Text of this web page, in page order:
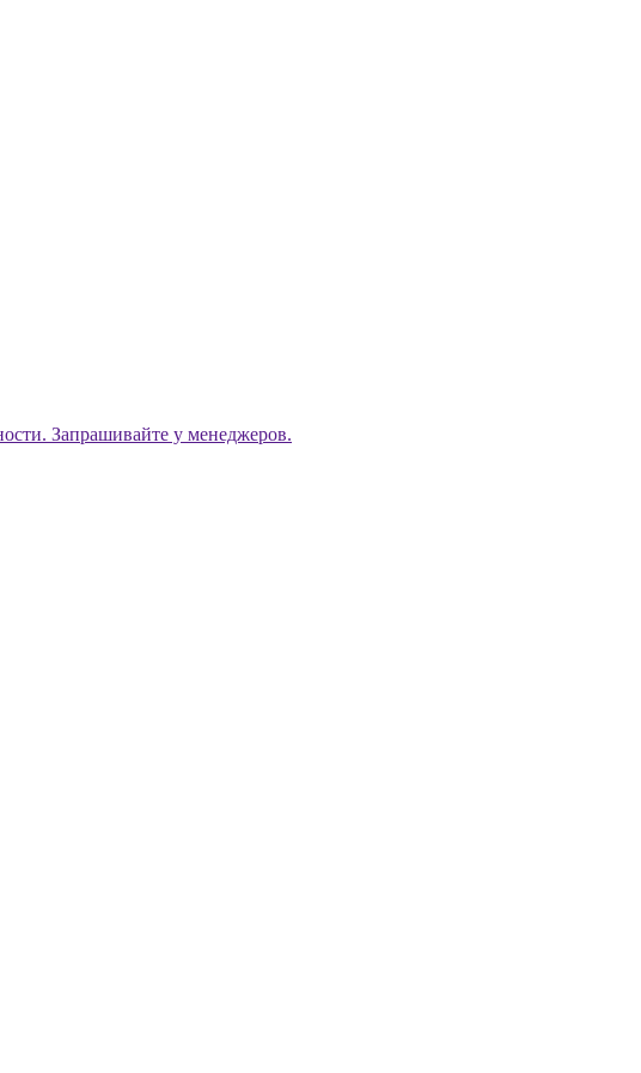
Запрашивайте у менеджеров.